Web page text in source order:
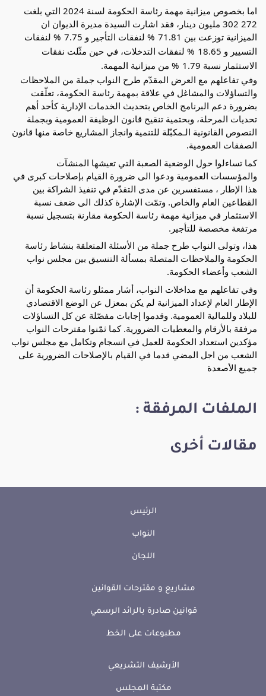
اما بخصوص ميزانية مهمة رئاسة الحكومة لسنة 2024 التي بلغت
272 302 مليون دينار، فقد اشارت السيدة مديرة الديوان ان
الميزانية توزعت بين 71.81 ‌‌
% لنفقات التأجير و 7.75 ‌‌
% لنفقات
التسيير و 18.65 ‌‌
% لنفقات التدخلات، في حين مثّلت نفقات
الاستثمار نسبة 1.79 ‌‌
% من ميزانية المهمة.
وفي تفاعلهم مع العرض المقدّم طرح النواب جملة من الملاحظات
والتساؤلات والمشاغل في علاقة بمهمة رئاسة الحكومة، تعلّقت
بضرورة دعم البرنامج الخاص بتحديث الخدمات الإدارية كأحد أهم
تحديات المرحلة، وبحتمية تنقيح قانون الوظيفة العمومية وبجملة
النصوص القانونية الـمكبّلة للتنمية وانجاز المشاريع خاصة منها قانون
الصفقات العمومية.
كما تساءلوا حول الوضعية الصعبة التي تعيشها المنشآت
والمؤسسات العمومية ودعوا الى ضرورة القيام بإصلاحات كبرى في
هذا الإطار ، مستفسرين عن مدى التقدّم في تنفيذ الشراكة بين
القطاعين العام والخاص. وتمّت الإشارة كذلك الى ضعف نسبة
الاستثمار في ميزانية مهمة رئاسة الحكومة مقارنة بتسجيل نسبة
مرتفعة مخصصة للتأجير.
هذا، وتولى النواب طرح جملة من الأسئلة المتعلقة بنشاط رئاسة
الحكومة والملاحظات المتصلة بمسألة التنسيق بين مجلس نواب
الشعب وأعضاء الحكومة.
وفي تفاعلهم مع مداخلات النواب، أشار ممثلو رئاسة الحكومة أن
الإطار العام لإعداد الميزانية لم يكن بمعزل عن الوضع الاقتصادي
للبلاد وللمالية العمومية. وقدموا إجابات مفصّلة عن كل التساؤلات
مرفقة بالأرقام والمعطيات الضرورية. كما ثمّنوا مقترحات النواب
مؤكدين استعداد الحكومة للعمل في انسجام وتكامل مع مجلس نواب
الشعب من اجل المضي قدما في القيام بالإصلاحات الضرورية على
جميع الأصعدة
الملفات المرفقة :
مقالات أخرى
الرئيس
النواب
اللجان
مشاريع و مقترحات القوانين
قوانين صادرة بالرائد الرسمي
مطبوعات على الخط
الأرشيف التشريعي
مكتبة المجلس